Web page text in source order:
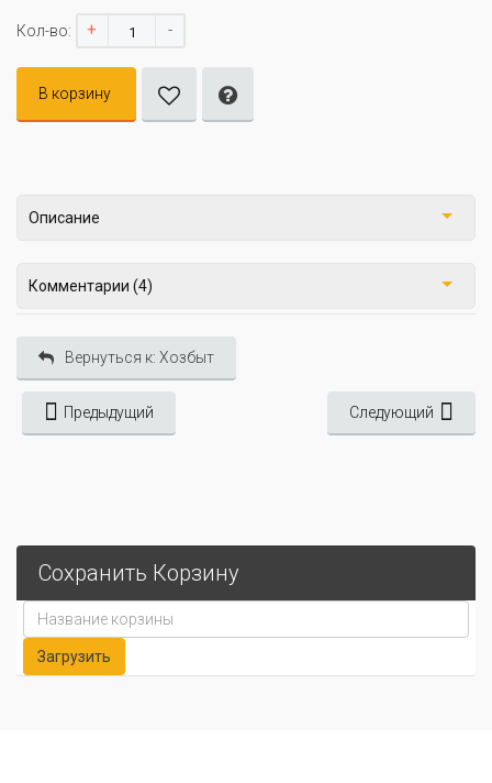
Кол-во: + -
В корзину
Описание
Комментарии (4)
Вернуться к: Хозбыт
Предыдущий Следующий
Сохранить Корзину